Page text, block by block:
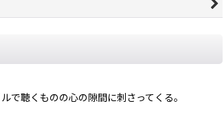
聴くものの心の隙間に刺さってくる。